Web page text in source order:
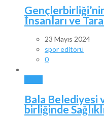
İnsanları ve
23 Mayıs 2024
spor editörü
0
Bala Belediyesi
birliğinde